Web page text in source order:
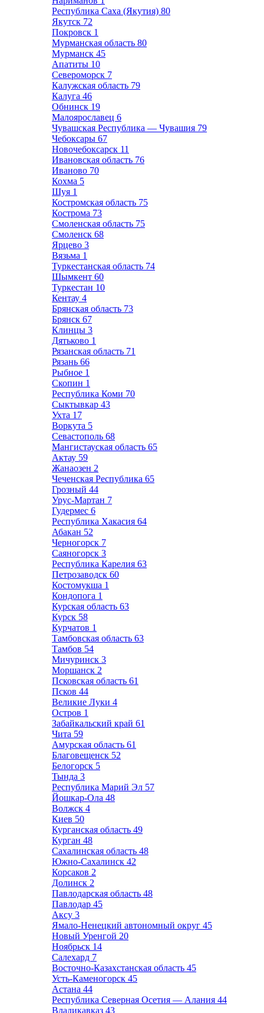
Республика Саха (Якутия) 80
Якутск 72
Покровск 1
Мурманская область 80
Мурманск 45
Апатиты 10
Североморск 7
Калужская область 79
Калуга 46
Обнинск 19
Малоярославец 6
Чувашская Республика — Чувашия 79
Чебоксары 67
Новочебоксарск 11
Ивановская область 76
Иваново 70
Кохма 5
Шуя 1
Костромская область 75
Кострома 73
Смоленская область 75
Смоленск 68
Ярцево 3
Вязьма 1
Туркестанская область 74
Шымкент 60
Туркестан 10
Кентау 4
Брянская область 73
Брянск 67
Клинцы 3
Дятьково 1
Рязанская область 71
Рязань 66
Рыбное 1
Скопин 1
Республика Коми 70
Сыктывкар 43
Ухта 17
Воркута 5
Севастополь 68
Мангистауская область 65
Актау 59
Жанаозен 2
Чеченская Республика 65
Грозный 44
Урус-Мартан 7
Гудермес 6
Республика Хакасия 64
Абакан 52
Черногорск 7
Саяногорск 3
Республика Карелия 63
Петрозаводск 60
Костомукша 1
Кондопога 1
Курская область 63
Курск 58
Курчатов 1
Тамбовская область 63
Тамбов 54
Мичуринск 3
Моршанск 2
Псковская область 61
Псков 44
Великие Луки 4
Остров 1
Забайкальский край 61
Чита 59
Амурская область 61
Благовещенск 52
Белогорск 5
Тында 3
Республика Марий Эл 57
Йошкар-Ола 48
Волжск 4
Киев 50
Курганская область 49
Курган 48
Сахалинская область 48
Южно-Сахалинск 42
Корсаков 2
Долинск 2
Павлодарская область 48
Павлодар 45
Аксу 3
Ямало-Ненецкий автономный округ 45
Новый Уренгой 20
Ноябрьск 14
Салехард 7
Восточно-Казахстанская область 45
Усть-Каменогорск 45
Астана 44
Республика Северная Осетия — Алания 44
Владикавказ 43